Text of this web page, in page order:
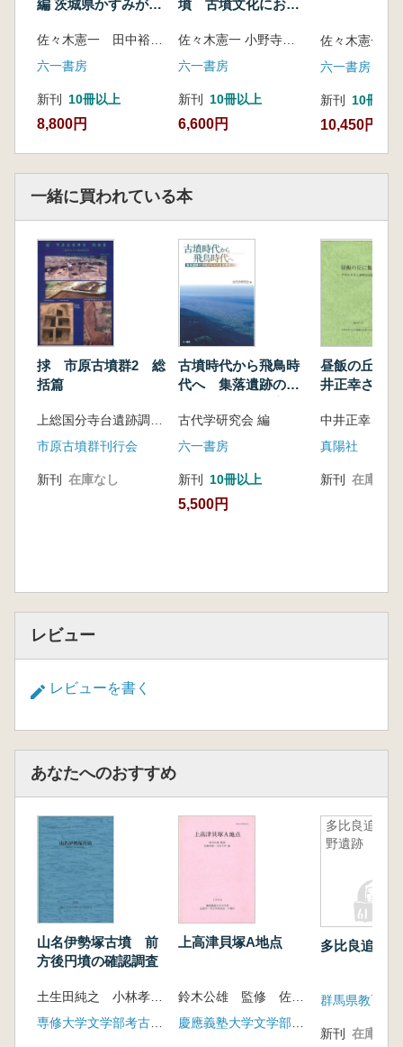
編 茨城県かすみがう
墳・坂稲荷山古墳発
掘調査報告
佐々木憲一 田中裕 編
六一書房
新刊 10冊以上
8,800円
墳 古墳文化におけ
佐々木憲一 小野寺洋介 編
六一書房
新刊 10冊以上
6,600円
六一書房
新刊 10冊以上
10,450円
一緒に買われている本
捄 市原古墳群2 総
括篇
市原古墳群刊行会
新刊 在庫なし
古墳時代から飛鳥時
代へ 集落遺跡の分
古代学研究会 編
六一書房
新刊 10冊以上
5,500円
昼飯の丘に
井正幸さん
真陽社
新刊 在庫なし
レビュー
レビューを書く
あなたへのおすすめ
山名伊勢塚古墳 前
方後円墳の確認調査
上高津貝塚A地点
多比良追部
野遺跡
多比良追部
新刊 在庫なし